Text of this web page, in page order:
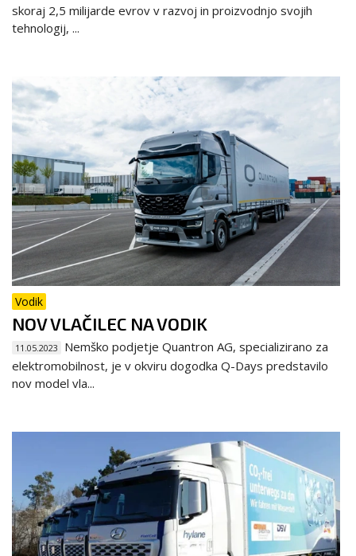
skoraj 2,5 milijarde evrov v razvoj in proizvodnjo svojih
tehnologij, ...
Vodik
NOV VLAČILEC NA VODIK
11.05.2023
Nemško podjetje Quantron AG, specializirano za
elektromobilnost, je v okviru dogodka Q-Days predstavilo
nov model vla...